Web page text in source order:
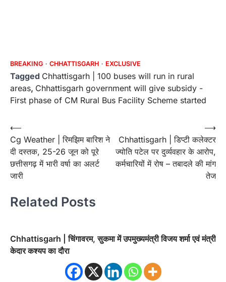
BREAKING CHHATTISGARH EXCLUSIVE
Tagged Chhattisgarh | 100 buses will run in rural
areas, Chhattisgarh government will give subsidy -
First phase of CM Rural Bus Facility Scheme started
Post
navigation
⟵
Cg Weather | रिमझिम बारिश ने
दी दस्तक, 25-26 जून को पूरे
छत्तीसगढ़ में भारी वर्षा का अलर्ट
जारी
Chhattisgarh | डिप्टी कलेक्टर
ज्योति पटेल पर दुर्व्यवहार के आरोप,
कर्मचारियों में रोष – तबादले की मांग
तेज
⟶
Related Posts
Chhattisgarh | चिंगावरम, सुकमा में उपमुख्यमंत्री विजय शर्मा एवं मंत्री
केदार कश्यप का दौरा